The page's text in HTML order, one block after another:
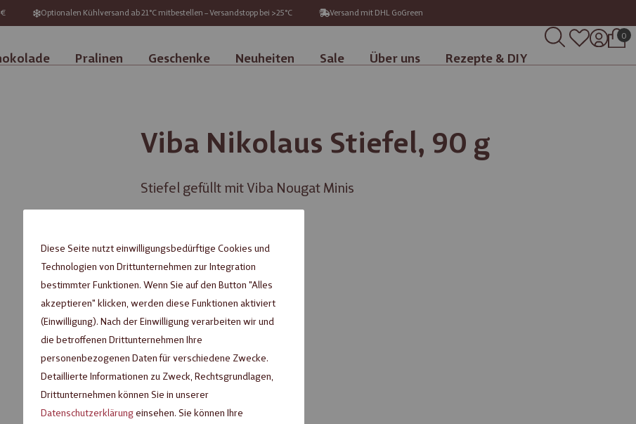
Optionalen Kühlversand ab 21°C mitbestellen – Versandstopp bei >25°C Versand mit DHL GoGreen
Pralinen Geschenke Neuheiten Sale Über uns Rezepte & DIY
0
Viba Nikolaus Stiefel, 90 g
Stiefel gefüllt mit Viba Nougat Minis
Nicht verfügbar
Fragen zum Produkt?
Diese Seite nutzt einwilligungsbedürftige Cookies und
Technologien von Drittunternehmen zur Integration
bestimmter Funktionen. Wenn Sie auf den Button "Alles
akzeptieren" klicken, werden diese Funktionen aktiviert
(Einwilligung). Nach der Einwilligung verarbeiten wir und
die betroffenen Drittunternehmen Ihre
personenbezogenen Daten für verschiedene Zwecke.
Detaillierte Informationen zu Zweck, Rechtsgrundlagen,
Drittunternehmen können Sie in unserer
Datenschutzerklärungeinsehen. Sie können Ihre